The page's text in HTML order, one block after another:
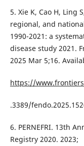
5. Xie K, Cao H, Ling
regional, and
1990-2021: a
disease study 2021.
2025 Mar 5;16.
https://
.3389/
6. PERNEFRI. 13th
Registry 2020. 2023;